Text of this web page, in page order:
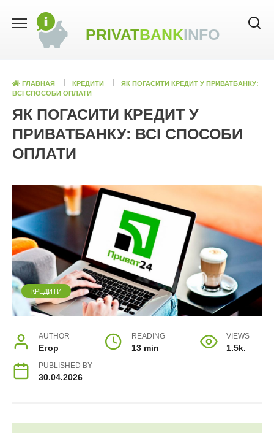
PRIVATBANKINFO
ГЛАВНАЯ КРЕДИТИ
ЯК ПОГАСИТИ КРЕДИТ У ПРИВАТБАНКУ:
ВСІ СПОСОБИ ОПЛАТИ
ЯК ПОГАСИТИ КРЕДИТ У
ПРИВАТБАНКУ: ВСІ СПОСОБИ
ОПЛАТИ
КРЕДИТИ
AUTHOR
Егор
READING
13 min
VIEWS
1.5k.
PUBLISHED BY
30.04.2026